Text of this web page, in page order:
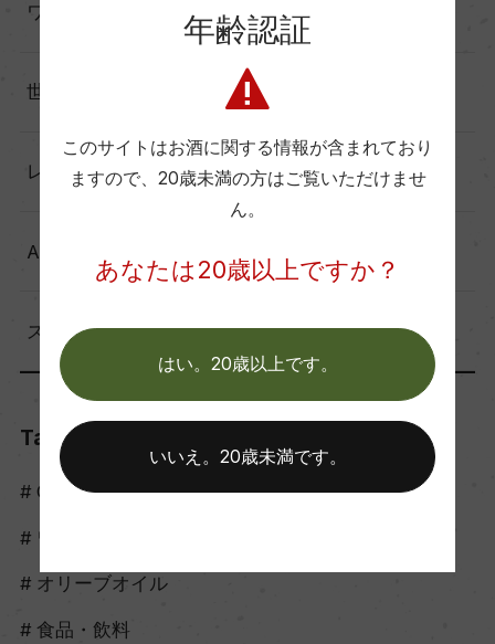
ワインと暮らす（60）
世界の造り手から（25）
レポート（137）
Another Story（39）
スタッフのつぶやき（56）
Tags
Craft Sake
ワイン
オリーブオイル
食品・飲料
年齢認証
このサイトはお酒に関する情報が含まれており
ますので、 20歳未満の方はご覧いただけませ
ん。
あなたは20歳以上ですか？
はい。20歳以上です。
いいえ。20歳未満です。